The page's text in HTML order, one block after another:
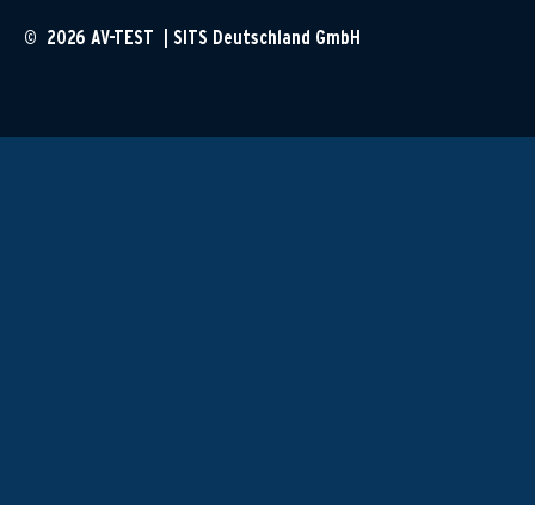
© 2026 AV-TEST | SITS Deutschland GmbH